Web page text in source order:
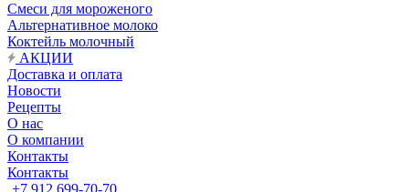
Смеси для мороженого
Альтернативное молоко
Коктейль молочный
АКЦИИ
Доставка и оплата
Новости
Рецепты
О нас
О компании
Контакты
Контакты
+7 912 699-70-70